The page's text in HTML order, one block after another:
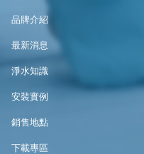
品牌介紹
最新消息
淨水知識
安裝實例
銷售地點
下載專區